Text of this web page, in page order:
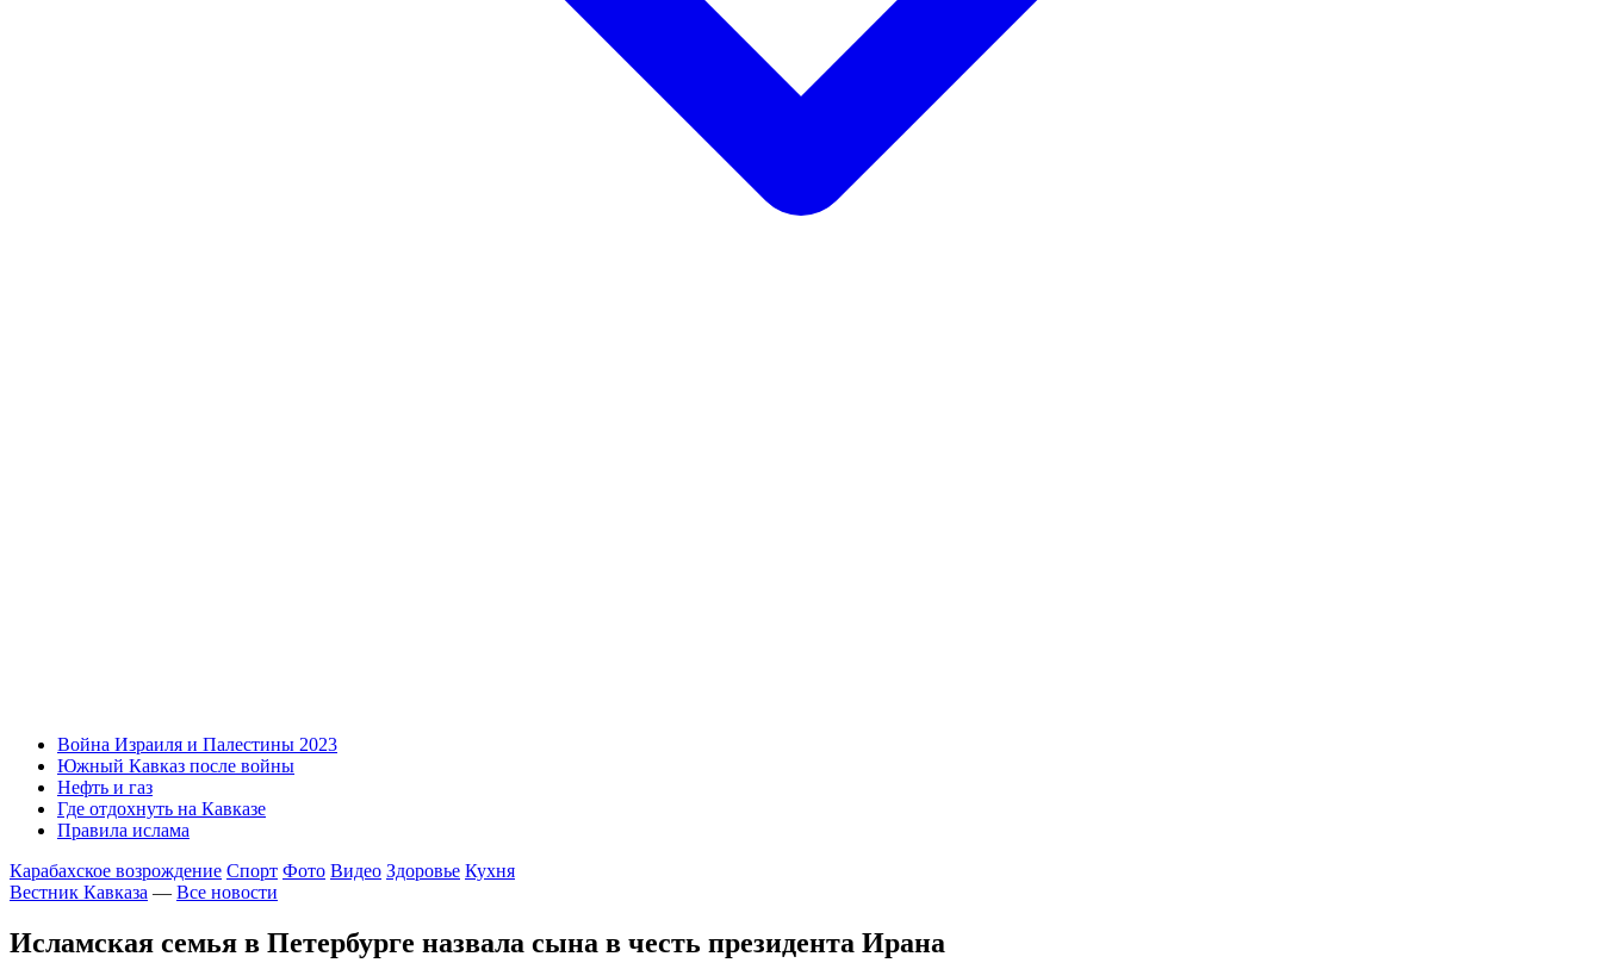
Война Израиля и Палестины 2023
Южный Кавказ после войны
Нефть и газ
Где отдохнуть на Кавказе
Правила ислама
Карабахское возрождение Спорт Фото Видео Здоровье Кухня
Вестник Кавказа — Все новости
Исламская семья в Петербурге назвала сына в честь президента Ирана